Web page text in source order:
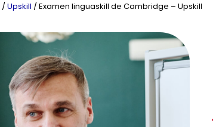
/Upskill /Examen linguaskill de Cambridge – Upskill